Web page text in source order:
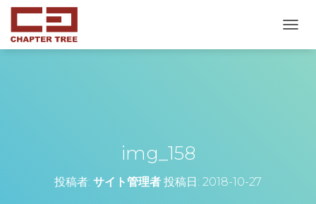
ビ
img_158
投稿者: サイト管理者 投稿日: 2018-10-27